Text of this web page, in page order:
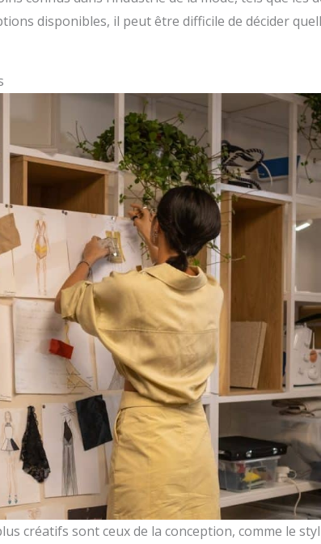
disponibles, il peut être difficile de décider
créatifs sont ceux de la conception, comme le